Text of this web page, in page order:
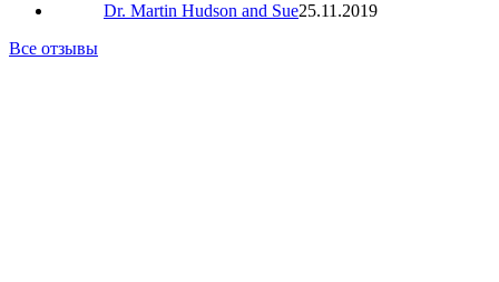
Dr. Martin Hudson and Sue25.11.2019
Все отзывы